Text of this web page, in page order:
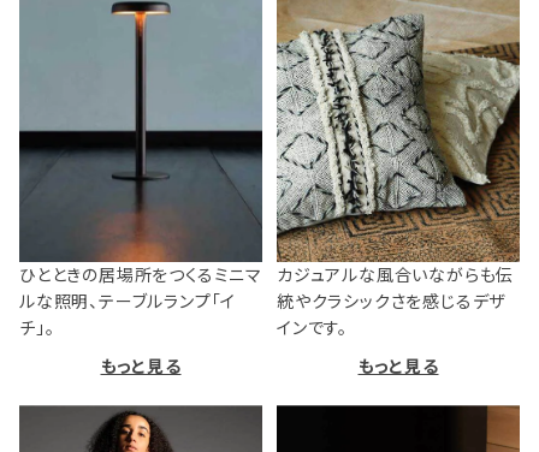
ひとときの居場所をつくるミニマ
ルな照明、テーブルランプ「イ
チ」。
もっと見る
カジュアルな風合いながらも伝
統やクラシックさを感じるデザ
インです。
もっと見る